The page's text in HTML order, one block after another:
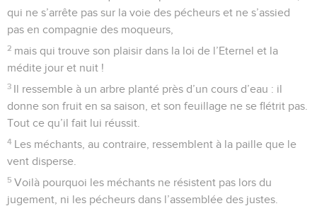
qui ne s’arrête pas sur la voie des pécheurs et ne s’assied
pas en compagnie des moqueurs,
2 mais qui trouve son plaisir dans la loi de l’Eternel et la
médite jour et nuit !
3 Il ressemble à un arbre planté près d’un cours d’eau : il
donne son fruit en sa saison, et son feuillage ne se flétrit pas.
Tout ce qu’il fait lui réussit.
4 Les méchants, au contraire, ressemblent à la paille que le
vent disperse.
5 Voilà pourquoi les méchants ne résistent pas lors du
jugement, ni les pécheurs dans l’assemblée des justes.